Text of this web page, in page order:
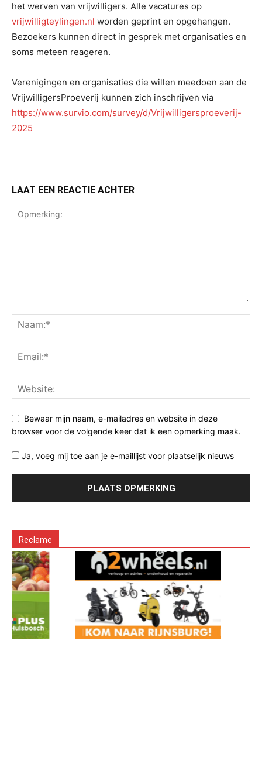
het werven van vrijwilligers. Alle vacatures op
vrijwilligteylingen.nl worden geprint en opgehangen.
Bezoekers kunnen direct in gesprek met organisaties en
soms meteen reageren.
Verenigingen en organisaties die willen meedoen aan de
VrijwilligersProeverij kunnen zich inschrijven via
https://www.survio.com/survey/d/Vrijwilligersproeverij-
2025
LAAT EEN REACTIE ACHTER
Bewaar mijn naam, e-mailadres en website in deze
browser voor de volgende keer dat ik een opmerking maak.
Ja, voeg mij toe aan je e-maillijst voor plaatselijk nieuws
Reclame